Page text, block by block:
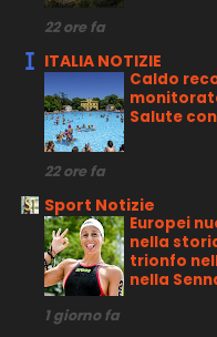
22 ore fa
ITALIA NOTIZIE
Caldo
Salute
22 ore fa
Sport Notizie
Europei
nella
trionfo
nella
1 giorno fa